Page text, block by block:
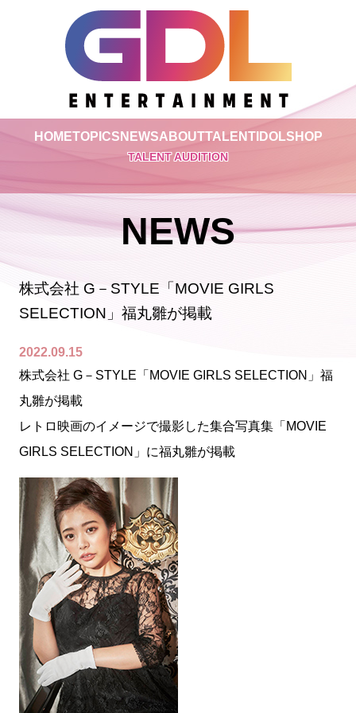
HOMETOPICS NEWSABOUTTALENTIDOLSHOP
TALENT AUDITION
NEWS
株式会社 G－STYLE「MOVIE GIRLS
SELECTION」福丸雛が掲載
2022.09.15
株式会社 G－STYLE「MOVIE GIRLS SELECTION」福
丸雛が掲載
レトロ映画のイメージで撮影した集合写真集「MOVIE
GIRLS SELECTION」に福丸雛が掲載